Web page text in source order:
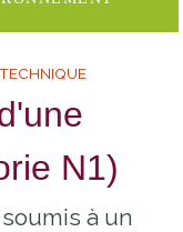
N1)
à un